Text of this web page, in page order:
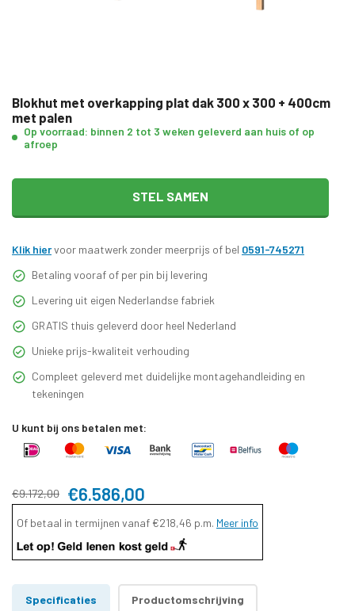
Blokhut met overkapping plat dak 300 x 300 + 400cm
met palen
Op voorraad: binnen 2 tot 3 weken geleverd aan huis of op
afroep
STEL SAMEN
Klik hiervoor maatwerk zonder meerprijs of bel 0591-745271
Betaling vooraf of per pin bij levering
Levering uit eigen Nederlandse fabriek
GRATIS thuis geleverd door heel Nederland
Unieke prijs-kwaliteit verhouding
Compleet geleverd met duidelijke montagehandleiding en
tekeningen
U kunt bij ons betalen met:
€9.172,00 €6.586,00
Of betaal in termijnen vanaf €218,46 p.m. Meer info
Specificaties Productomschrijving